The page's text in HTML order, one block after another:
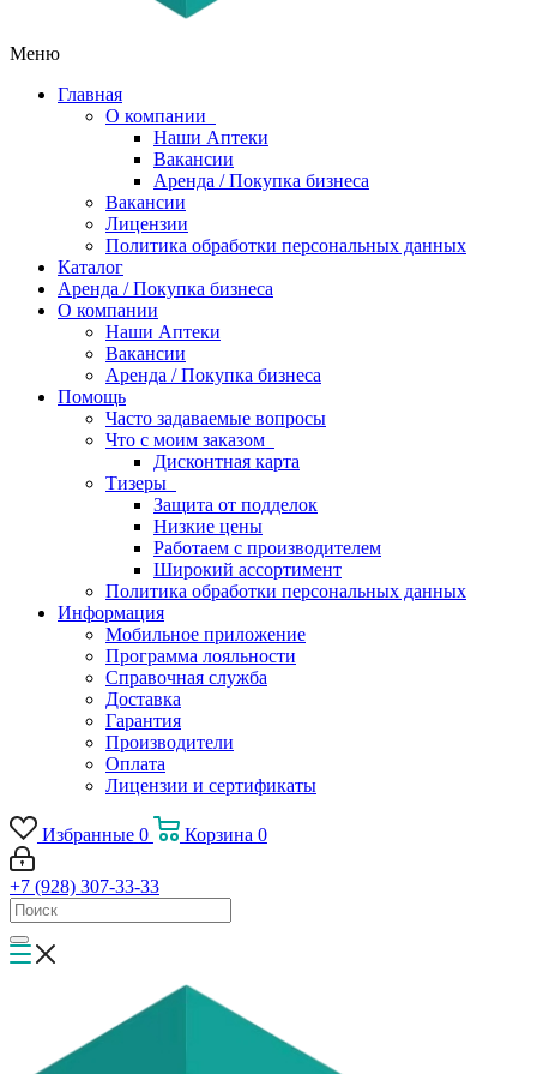
Меню
Главная
О компании
Наши Аптеки
Вакансии
Аренда / Покупка бизнеса
Вакансии
Лицензии
Политика обработки персональных данных
Каталог
Аренда / Покупка бизнеса
О компании
Наши Аптеки
Вакансии
Аренда / Покупка бизнеса
Помощь
Часто задаваемые вопросы
Что с моим заказом
Дисконтная карта
Тизеры
Защита от подделок
Низкие цены
Работаем с производителем
Широкий ассортимент
Политика обработки персональных данных
Информация
Мобильное приложение
Программа лояльности
Справочная служба
Доставка
Гарантия
Производители
Оплата
Лицензии и сертификаты
Избранные 0 Корзина 0
+7 (928) 307-33-33